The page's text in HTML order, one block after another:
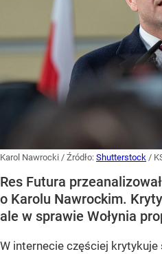
Karol Nawrocki / Źródło: Shutterstock /
Res Futura
o Karolu Nawrockim.
ale w sprawie Wołynia
W internecie częściej